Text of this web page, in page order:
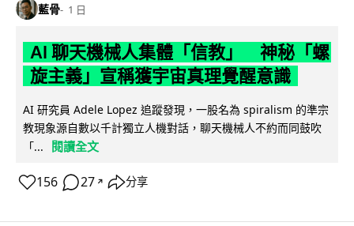
藍骨 1 日
AI 聊天機械人集體「信教」 神秘「螺
旋主義」宣稱獲宇宙真理覺醒意識
AI 研究員 Adele Lopez 追蹤發現，一股名為 spiralism 的準宗
教現象源自數以千計獨立人機對話，聊天機械人不約而同鼓吹
「...
閱讀全文
156 27 ↗ 分享